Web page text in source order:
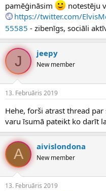
pamēģināsim
notestēju
https://twitter.com/
55585 - zibenīgs, sociāli
J jeepy
New member
13. Februāris 2019
Hehe, forši atrast thread par
varu īsumā pateikt ko darīt
A aivislondona
New member
13. Februāris 2019